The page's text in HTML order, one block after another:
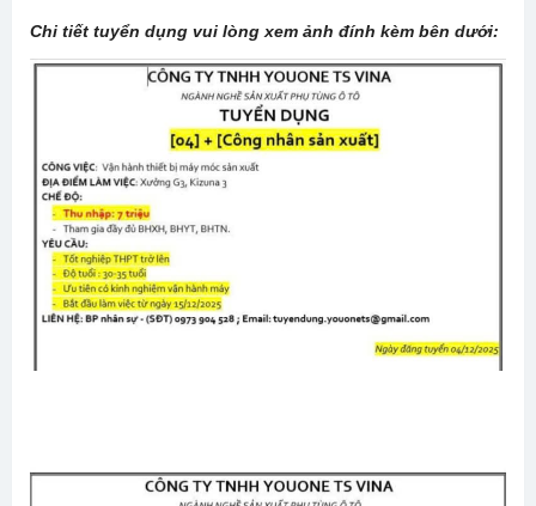
Chi tiết tuyển dụng vui lòng xem ảnh đính kèm bên dưới: